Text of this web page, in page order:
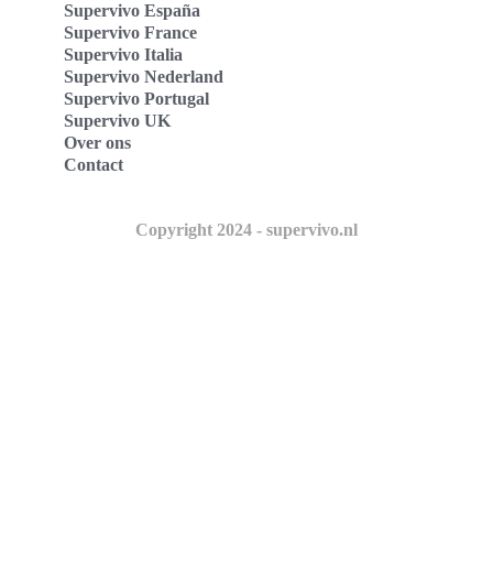
Supervivo España
Supervivo France
Supervivo Italia
Supervivo Nederland
Supervivo Portugal
Supervivo UK
Over ons
Contact
Copyright 2024 - supervivo.nl